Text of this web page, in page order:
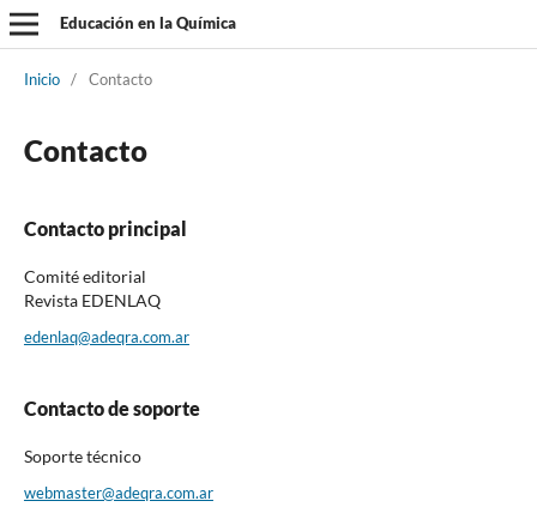
Educación en la Química
Inicio / Contacto
Contacto
Contacto principal
Comité editorial
Revista EDENLAQ
edenlaq@adeqra.com.ar
Contacto de soporte
Soporte técnico
webmaster@adeqra.com.ar